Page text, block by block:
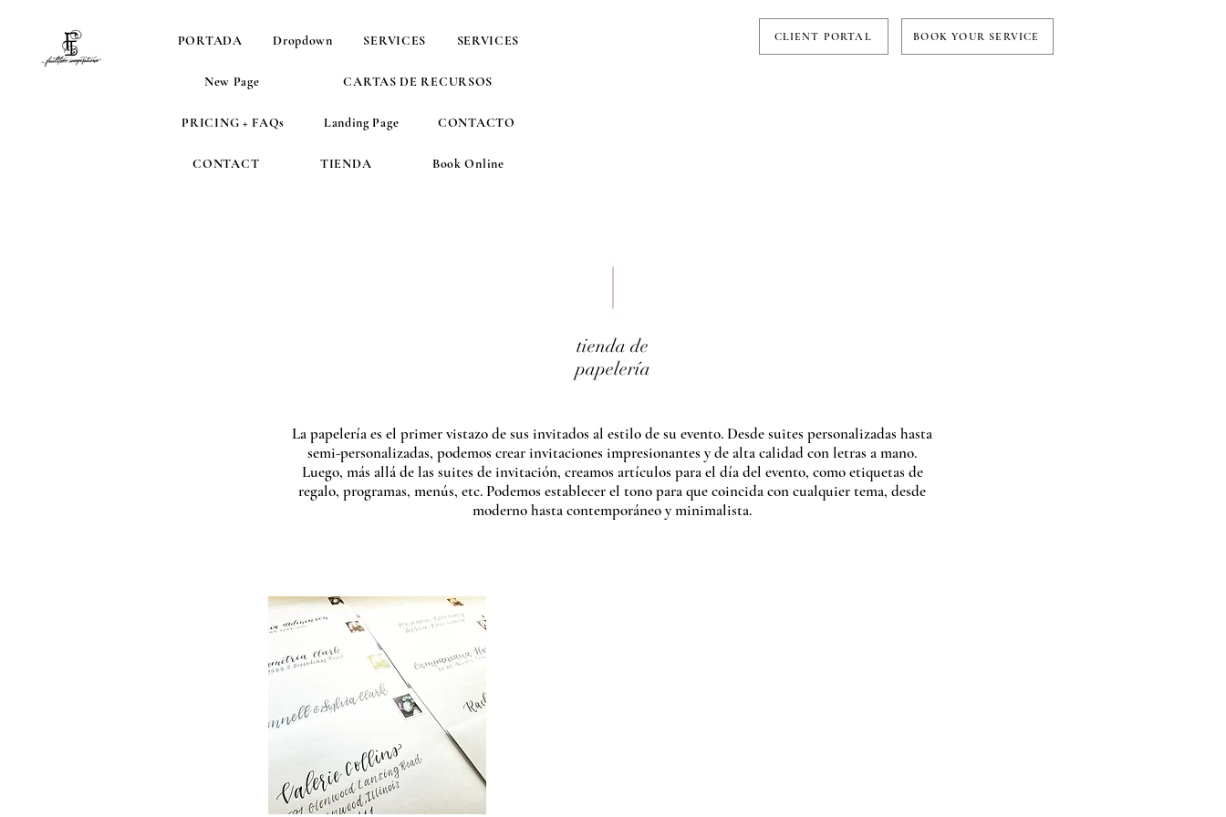
PORTADA Dropdown SERVICES SERVICES
New Page CARTAS DE RECURSOS
PRICING + FAQs Landing Page CONTACTO
CONTACT TIENDA Book Online
CLIENT PORTAL BOOK YOUR SERVICE
tienda de
papelería
La papelería es el primer vistazo de sus invitados al estilo de su evento. Desde suites personalizadas hasta
semi-personalizadas, podemos crear invitaciones impresionantes y de alta calidad con letras a mano.
Luego, más allá de las suites de invitación, creamos artículos para el día del evento, como etiquetas de
regalo, programas, menús, etc. Podemos establecer el tono para que coincida con cualquier tema, desde
moderno hasta contemporáneo y minimalista.